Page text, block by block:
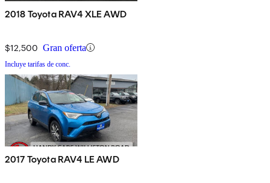
2018 Toyota RAV4 XLE AWD
$12,500 Gran oferta
Incluye tarifas de conc.
2017 Toyota RAV4 LE AWD